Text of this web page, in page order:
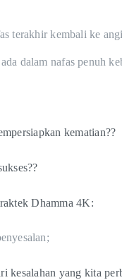
terakhir kembali ke
dalam nafas penuh
kematian??
Dhamma 4K:
kesalahan yang kita